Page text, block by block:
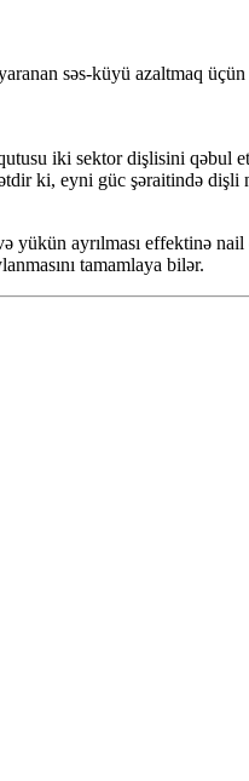
səs-küyü azaltmaq
iki sektor dişlisini qəbul
ki, eyni güc şəraitində dişli
yükün ayrılması effektinə
tamamlaya bilər.